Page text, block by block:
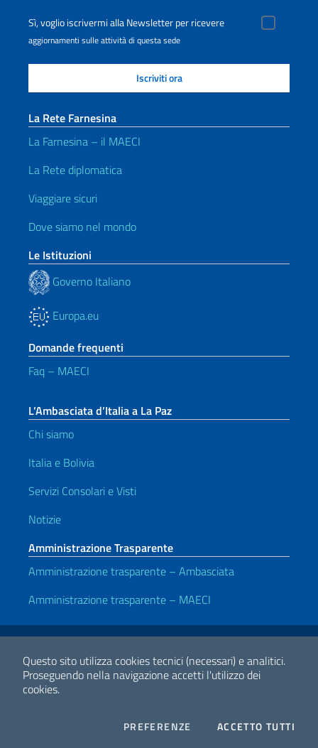
Questo sito utilizza cookies tecnici (necessari) e analitici.
Proseguendo nella navigazione accetti l'utilizzo dei
cookies.
PREFERENZE COOKIESACCETTO TUTTI
Sì, voglio iscrivermi alla Newsletter per ricevere
aggiornamenti sulle attività di questa sede
La Rete Farnesina
La Farnesina – il MAECI
La Rete diplomatica
Viaggiare sicuri
Dove siamo nel mondo
Le Istituzioni
Governo Italiano
Europa.eu
Domande frequenti
Faq – MAECI
L’Ambasciata d’Italia a La Paz
Chi siamo
Italia e Bolivia
Servizi Consolari e Visti
Notizie
Amministrazione Trasparente
Amministrazione trasparente – Ambasciata
Amministrazione trasparente – MAECI
Link Utili